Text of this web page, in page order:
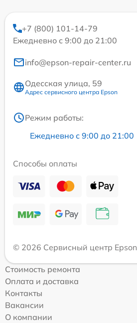
+7 (800) 101-14-79
Ежедневно с 9:00 до 21:00
info@epson-repair-center.ru
Одесская улица, 59
Адрес сервисного центра Epson
Режим работы:
Ежедневно с 9:00 до 21:00
Способы оплаты
© 2026 Сервисный центр Epson
Стоимость ремонта
Оплата и доставка
Контакты
Вакансии
О компании